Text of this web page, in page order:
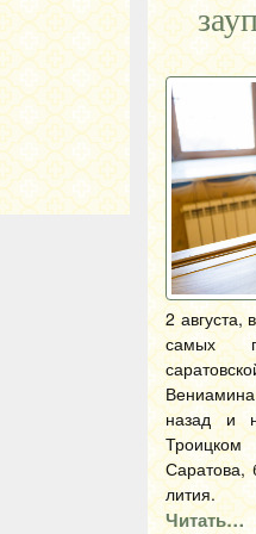
2 августа,
самых
назад и
Саратова,
лития.
Читать…